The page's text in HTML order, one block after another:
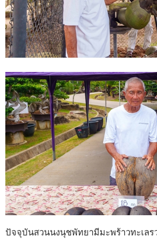
ปัจจุบันสวนนงนุชพัทยามีมะพร้าวทะเล